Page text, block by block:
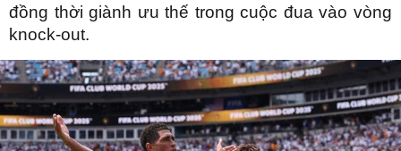
đồng thời giành ưu thế trong cuộc đua vào vòng
knock-out.